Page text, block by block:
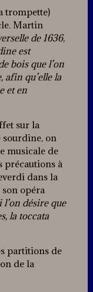
trompette)
Martin
de 1636,
est
bois que l’on
afin qu’elle la
et en
sur la
sourdine, on
musicale de
précautions à
dans la
opéra
l’on désire que
la toccata
partitions de
de la